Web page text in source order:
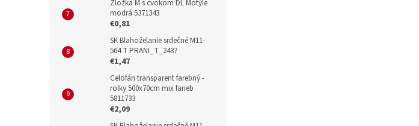
Zložka M s cvokom DL Motýle
modrá 5371343
€0,81
SK Blahoželanie srdečné M11-
564 T PRANI_T_2437
€1,47
Celofán transparent farebný -
rolky 500x70cm mix farieb
5811733
€2,09